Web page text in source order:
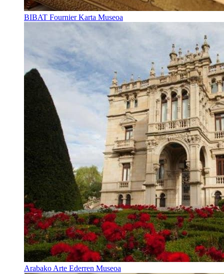
BIBAT Fournier Karta Museoa
Arabako Arte Ederren Museoa